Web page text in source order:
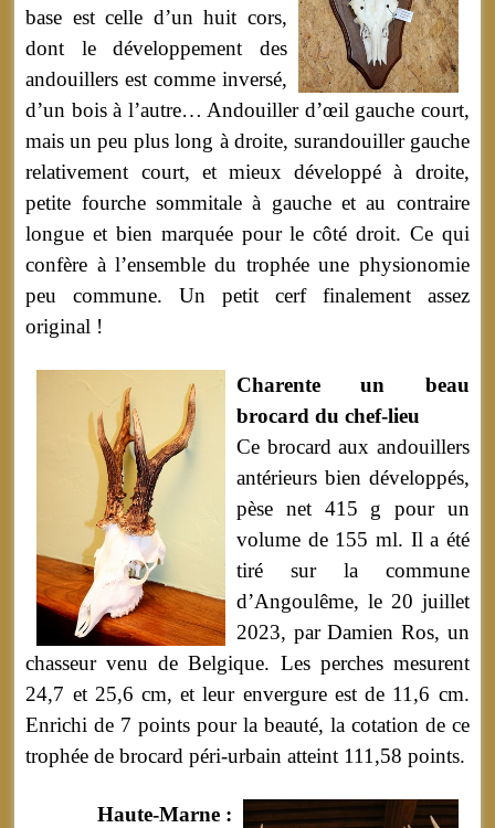
base est celle d’un huit cors,
dont le développement des
andouillers est comme inversé,
d’un bois à l’autre… Andouiller d’œil gauche court,
mais un peu plus long à droite, surandouiller gauche
relativement court, et mieux développé à droite,
petite fourche sommitale à gauche et au contraire
longue et bien marquée pour le côté droit. Ce qui
confère à l’ensemble du trophée une physionomie
peu commune. Un petit cerf finalement assez
original !
Charente un beau
brocard du chef-lieu
Ce brocard aux andouillers
antérieurs bien développés,
pèse net 415 g pour un
volume de 155 ml. Il a été
tiré sur la commune
d’Angoulême, le 20 juillet
2023, par Damien Ros, un
chasseur venu de Belgique. Les perches mesurent
24,7 et 25,6 cm, et leur envergure est de 11,6 cm.
Enrichi de 7 points pour la beauté, la cotation de ce
trophée de brocard péri-urbain atteint 111,58 points.
Haute-Marne :